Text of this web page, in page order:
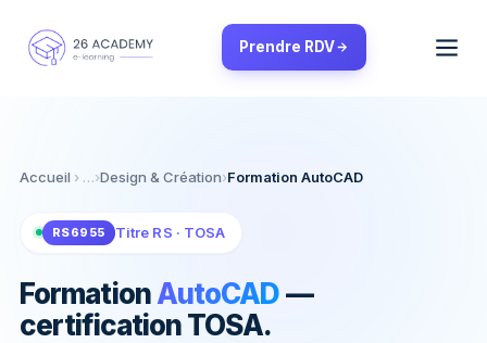
Prendre RDV
Accueil ›Design & Création›Formation AutoCAD
RS6955 Titre RS · TOSA
FormationAutoCAD—
certification TOSA.